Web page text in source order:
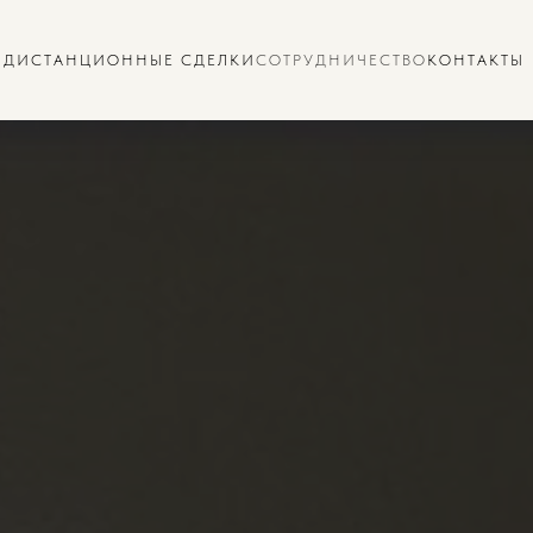
ДИСТАНЦИОННЫЕ СДЕЛКИ СОТРУДНИЧЕСТВО КОНТАКТЫ